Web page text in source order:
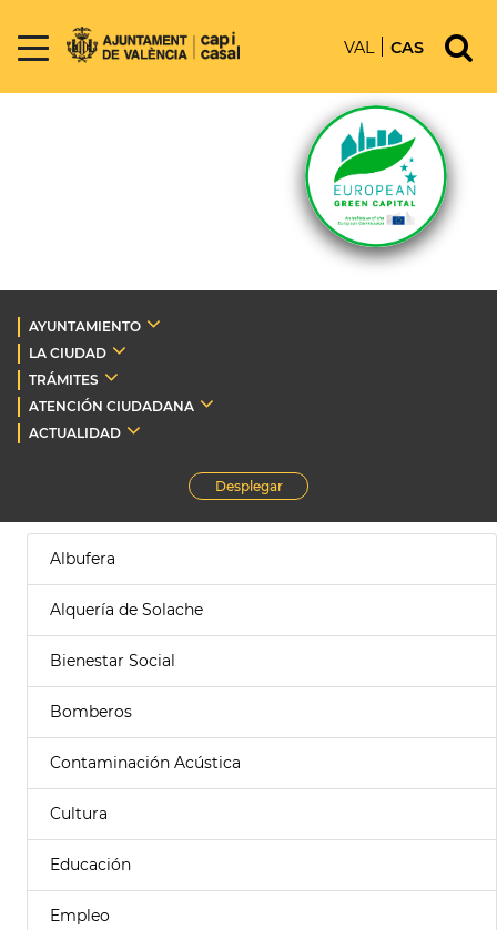
VAL CAS
AYUNTAMIENTO
LA CIUDAD
TRÁMITES
ATENCIÓN CIUDADANA
ACTUALIDAD
Desplegar
Albufera
Alquería de Solache
Bienestar Social
Bomberos
Contaminación Acústica
Cultura
Educación
Empleo